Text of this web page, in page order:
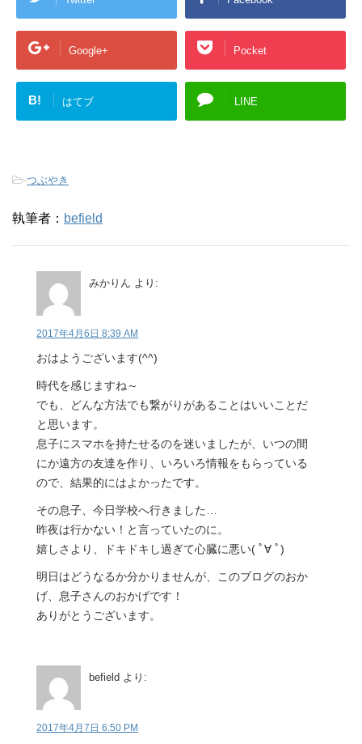
Google+ Pocket
B! はてブ LINE
-つぶやき
執筆者： befield
みかりん より:
2017年4月6日 8:39 AM
おはようございます(^^)
時代を感じますね～
でも、どんな方法でも繋がりがあることはいいことだ
と思います。
息子にスマホを持たせるのを迷いましたが、いつの間
にか遠方の友達を作り、いろいろ情報をもらっている
ので、結果的にはよかったです。
その息子、今日学校へ行きました…
昨夜は行かない！と言っていたのに。
嬉しさより、ドキドキし過ぎて心臓に悪い( ﾟ∀ ﾟ)
明日はどうなるか分かりませんが、このブログのおか
げ、息子さんのおかげです！
ありがとうございます。
befield より:
2017年4月7日 6:50 PM